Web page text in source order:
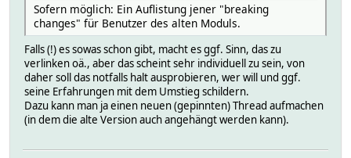
Sofern möglich: Ein Auflistung jener "breaking
changes" für Benutzer des alten Moduls.
Falls (!) es sowas schon gibt, macht es ggf. Sinn, das zu
verlinken oä., aber das scheint sehr individuell zu sein, von
daher soll das notfalls halt ausprobieren, wer will und ggf.
seine Erfahrungen mit dem Umstieg schildern.
Dazu kann man ja einen neuen (gepinnten) Thread aufmachen
(in dem die alte Version auch angehängt werden kann).